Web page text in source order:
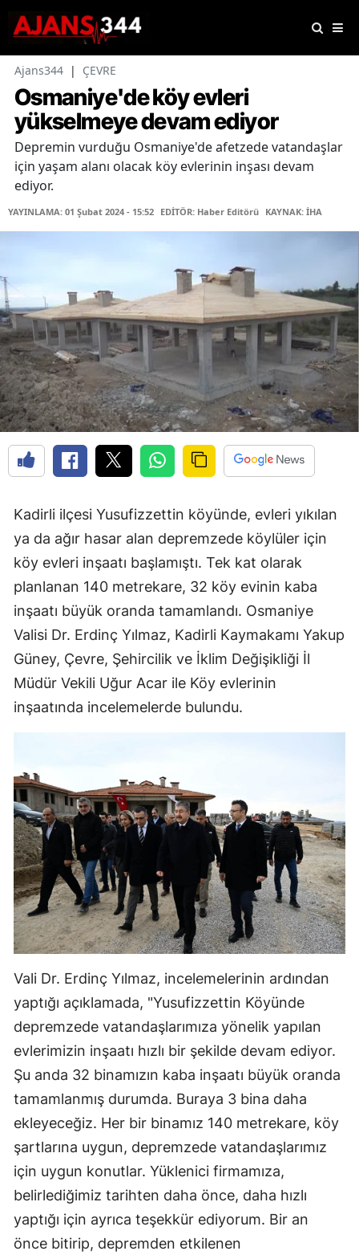
Ajans344 | ÇEVRE
Osmaniye'de köy evleri
yükselmeye devam ediyor
Depremin vurduğu Osmaniye'de afetzede vatandaşlar
için yaşam alanı olacak köy evlerinin inşası devam
ediyor.
YAYINLAMA: 01 Şubat 2024 - 15:52 EDİTÖR: Haber Editörü KAYNAK: İHA
Kadirli ilçesi Yusufizzettin köyünde, evleri yıkılan
ya da ağır hasar alan depremzede köylüler için
köy evleri inşaatı başlamıştı. Tek kat olarak
planlanan 140 metrekare, 32 köy evinin kaba
inşaatı büyük oranda tamamlandı. Osmaniye
Valisi Dr. Erdinç Yılmaz, Kadirli Kaymakamı Yakup
Güney, Çevre, Şehircilik ve İklim Değişikliği İl
Müdür Vekili Uğur Acar ile Köy evlerinin
inşaatında incelemelerde bulundu.
Vali Dr. Erdinç Yılmaz, incelemelerinin ardından
yaptığı açıklamada, "Yusufizzettin Köyünde
depremzede vatandaşlarımıza yönelik yapılan
evlerimizin inşaatı hızlı bir şekilde devam ediyor.
Şu anda 32 binamızın kaba inşaatı büyük oranda
tamamlanmış durumda. Buraya 3 bina daha
ekleyeceğiz. Her bir binamız 140 metrekare, köy
şartlarına uygun, depremzede vatandaşlarımız
için uygun konutlar. Yüklenici firmamıza,
belirlediğimiz tarihten daha önce, daha hızlı
yaptığı için ayrıca teşekkür ediyorum. Bir an
önce bitirip, depremden etkilenen